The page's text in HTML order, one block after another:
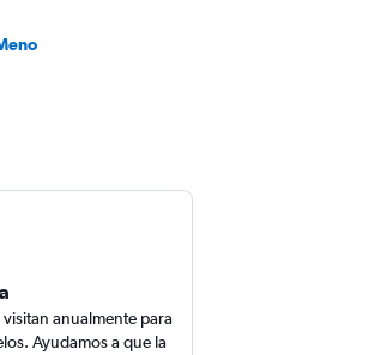
anualmente para
Ayudamos a que la